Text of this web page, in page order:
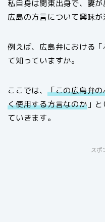
私自身は関東出身で、妻が
広島の方言について興味が
例えば、広島弁における
て知っていますか。
ここでは、 「この広島弁
く使用する方言なのか」と
ていきます。
スポ